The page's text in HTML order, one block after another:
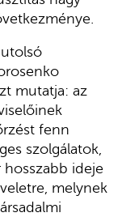
utolsó
mutatja: az
fenn
szolgálatok,
hosszabb ideje
melynek